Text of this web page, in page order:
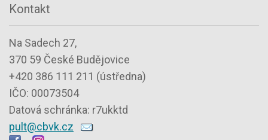
Kontakt
Na Sadech 27,
370 59 České Budějovice
+420 386 111 211 (ústředna)
IČO: 00073504
Datová schránka: r7ukktd
pult@cbvk.cz